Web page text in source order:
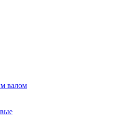
валом